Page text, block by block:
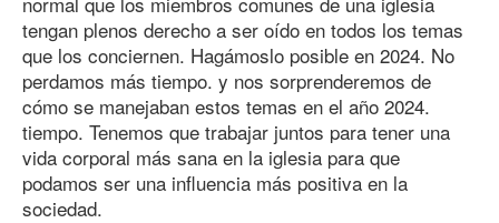
tengan plenos derecho a ser oído en todos los temas
que los conciernen. Hagámoslo posible en 2024. No
perdamos más tiempo. y nos sorprenderemos de
cómo se manejaban estos temas en el año 2024.
tiempo. Tenemos que trabajar juntos para tener una
vida corporal más sana en la iglesia para que
podamos ser una influencia más positiva en la
sociedad.